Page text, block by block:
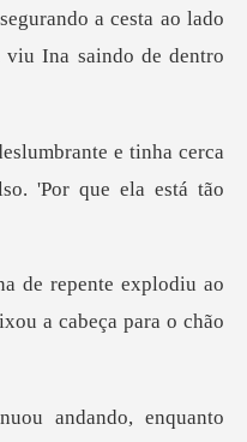
a cesta ao lado
ha cerca
'Por
explodiu ao
ou andando, enquanto